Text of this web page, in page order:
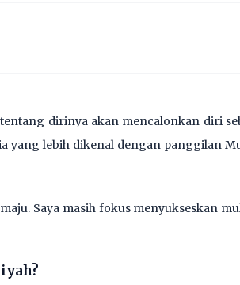
dirinya akan mencalonkan diri
yang lebih dikenal dengan panggilan
Saya masih fokus menyukseskan